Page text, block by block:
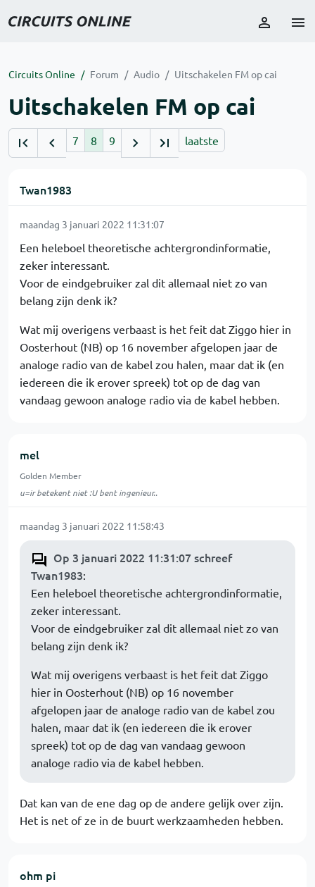
Circuits Online Forum Audio Uitschakelen FM op cai
Uitschakelen FM op cai
7 8 9 laatste
Twan1983
maandag 3 januari 2022 11:31:07
Een heleboel theoretische achtergrondinformatie,
zeker interessant.
Voor de eindgebruiker zal dit allemaal niet zo van
belang zijn denk ik?
Wat mij overigens verbaast is het feit dat Ziggo hier in
Oosterhout (NB) op 16 november afgelopen jaar de
analoge radio van de kabel zou halen, maar dat ik (en
iedereen die ik erover spreek) tot op de dag van
vandaag gewoon analoge radio via de kabel hebben.
mel
Golden Member
u=ir betekent niet :U bent ingenieur..
maandag 3 januari 2022 11:58:43
Op 3 januari 2022 11:31:07 schreef
Twan1983:
Een heleboel theoretische achtergrondinformatie,
zeker interessant.
Voor de eindgebruiker zal dit allemaal niet zo van
belang zijn denk ik?
Wat mij overigens verbaast is het feit dat Ziggo
hier in Oosterhout (NB) op 16 november
afgelopen jaar de analoge radio van de kabel zou
halen, maar dat ik (en iedereen die ik erover
spreek) tot op de dag van vandaag gewoon
analoge radio via de kabel hebben.
Dat kan van de ene dag op de andere gelijk over zijn.
Het is net of ze in de buurt werkzaamheden hebben.
ohm pi